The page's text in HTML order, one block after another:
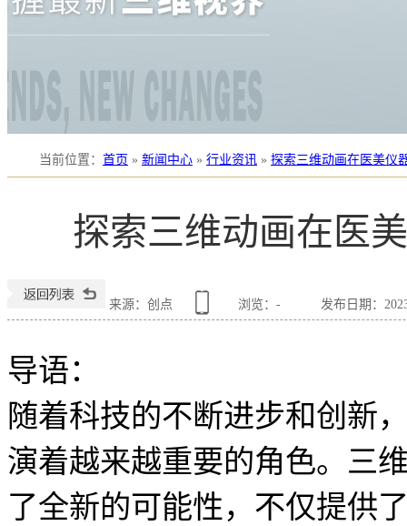
当前位置 ： 首页 » 新闻中心 » 行业资讯 » 探索三维动画在医美仪
探索三维动画在医
来源：创点 浏览： - 发布日期：
导语：
随着科技的不断进步和创新
演着越来越重要的角色。三
了全新的可能性，不仅提供